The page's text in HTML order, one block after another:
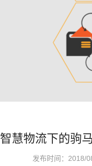
智慧物流下的驹
发布时间：2018/